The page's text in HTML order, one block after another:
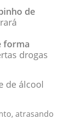
de
forma
drogas
de álcool
atrasando